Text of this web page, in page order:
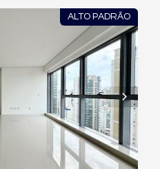
ALTO PADRÃO